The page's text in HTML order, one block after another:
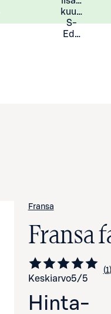
kuukauden
S-
Eduista
Fransa
Fransa
Keskiarvo5/5
1
Hinta-